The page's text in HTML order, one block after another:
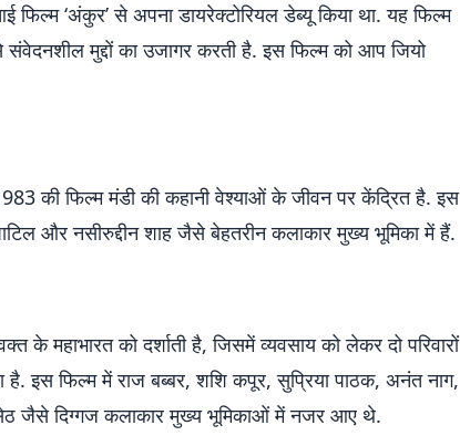
‘अंकुर’ से अपना डायरेक्टोरियल डेब्यू किया था. यह फिल्म
मुद्दों का उजागर करती है. इस फिल्म को आप जियो
की फिल्म मंडी की कहानी वेश्याओं के जीवन पर केंद्रित है. इस
और नसीरुद्दीन शाह जैसे बेहतरीन कलाकार मुख्य भूमिका में हैं.
के महाभारत को दर्शाती है, जिसमें व्यवसाय को लेकर दो परिवारों
है. इस फिल्म में राज बब्बर, शशि कपूर, सुप्रिया पाठक, अनंत नाग,
जैसे दिग्गज कलाकार मुख्य भूमिकाओं में नजर आए थे.